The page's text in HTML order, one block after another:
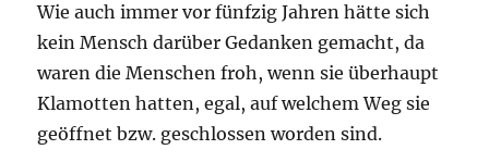
Wie auch immer vor fünfzig Jahren hätte sich
kein Mensch darüber Gedanken gemacht, da
waren die Menschen froh, wenn sie überhaupt
Klamotten hatten, egal, auf welchem Weg sie
geöffnet bzw. geschlossen worden sind.